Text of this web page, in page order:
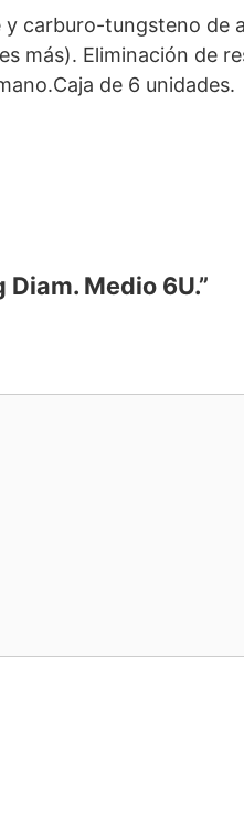
carburo-tungsteno
más). Eliminación de
de 6 unidades.
Medio 6U.”